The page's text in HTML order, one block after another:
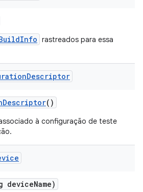
rastreados para essa
Descriptor
Descriptor()
à configuração de teste
deviceName)